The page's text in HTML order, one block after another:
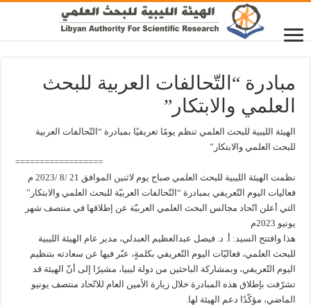
مبادرة “التّحالفات العربية للبحث
العلمي والابتكار”
الهيئة الليبية للبحث العلمي تنظم يومًا تعريفيًا بمبادرة “التّحالفات العربية
للبحث العلمي والابتكار”
==================
فعاليات اليوم التّعريفي بمبادرة “التّحالفات العربيّة للبحث العلمي والابتكار”
التي أعلن اتّحاد مجالس البحث العلمي العربيّة عن إطلاقها في منتصف شهر
يونيو 2023م
هذا وافتتح السيد: أ. د. فيصل عبدالعظيم العبدلي، مدير عام الهيئة الليبية
للبحث العلمي، فعاليّات اليوم التّعريفي بكلمةٍ، عبّر فيها عن سعادته بتنظيم
اليوم التّعريفي، وبمشاركة الباحثين من دولة ليبيا، مشيرًا إلى أنّ الهيئة قد
تشرّفت بإطلاق هذه المبادرة خلال زيارة الأمين العام للاتّحاد منتصف يونيو
الماضي، مؤكّدًا دعم الهيئة لها.